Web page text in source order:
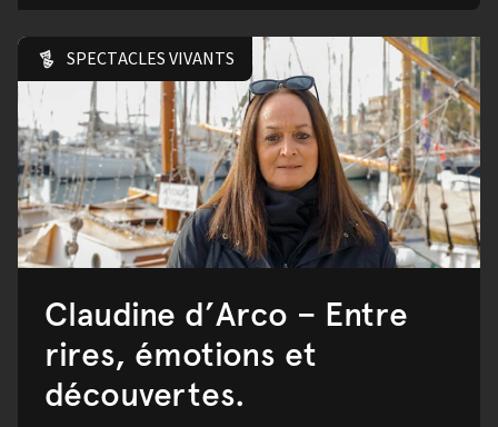
SPECTACLES VIVANTS
Claudine d’Arco – Entre
rires, émotions et
découvertes.